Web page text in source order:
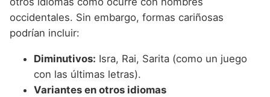
occidentales. Sin embargo, formas cariñosas
podrían incluir:
Diminutivos: Isra, Rai, Sarita (como un juego
con las últimas letras).
Variantes en otros idiomas